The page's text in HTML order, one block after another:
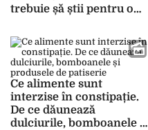
trebuie șă știi pentru o
fătului
Ce alimente sunt
interzise în constipație.
De ce dăunează
dulciurile, bomboanele și